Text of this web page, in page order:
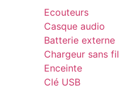
Ecouteurs
Casque audio
Batterie externe
Chargeur sans fil
Enceinte
Clé USB